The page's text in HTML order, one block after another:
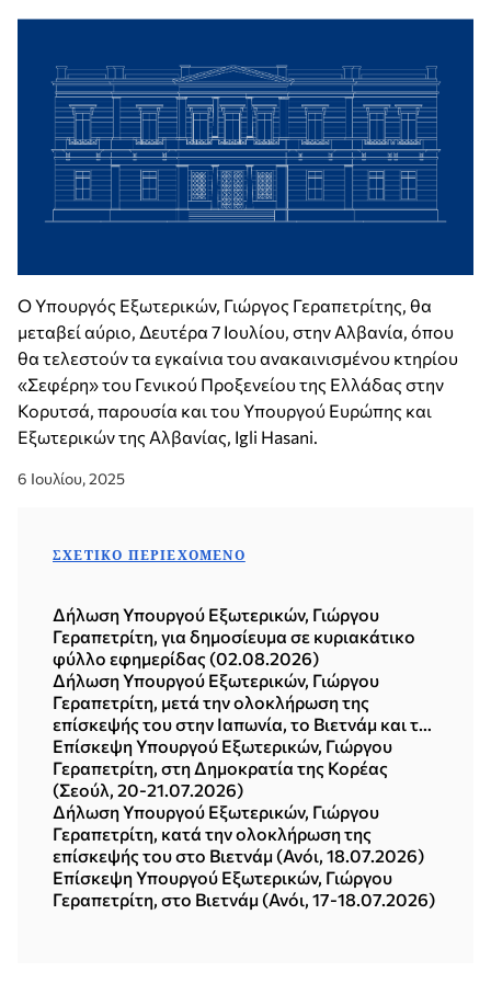
Ο Υπουργός Εξωτερικών, Γιώργος Γεραπετρίτης, θα
μεταβεί αύριο, Δευτέρα 7 Ιουλίου, στην Αλβανία, όπου
θα τελεστούν τα εγκαίνια του ανακαινισμένου κτηρίου
«Σεφέρη» του Γενικού Προξενείου της Ελλάδας στην
Κορυτσά, παρουσία και του Υπουργού Ευρώπης και
Εξωτερικών της Αλβανίας, Igli Hasani.
6 Ιουλίου, 2025
ΣΧΕΤΙΚΌ ΠΕΡΙΕΧΌΜΕΝΟ
Δήλωση Υπουργού Εξωτερικών, Γιώργου
Γεραπετρίτη, για δημοσίευμα σε κυριακάτικο
φύλλο εφημερίδας (02.08.2026)
Δήλωση Υπουργού Εξωτερικών, Γιώργου
Γεραπετρίτη, μετά την ολοκλήρωση της
επίσκεψής του στην Ιαπωνία, το Βιετνάμ και τη
Δημοκρατία της Κορέας (Σεούλ, 21.07.2026)
Επίσκεψη Υπουργού Εξωτερικών, Γιώργου
Γεραπετρίτη, στη Δημοκρατία της Κορέας
(Σεούλ, 20-21.07.2026)
Δήλωση Υπουργού Εξωτερικών, Γιώργου
Γεραπετρίτη, κατά την ολοκλήρωση της
επίσκεψής του στο Βιετνάμ (Ανόι, 18.07.2026)
Επίσκεψη Υπουργού Εξωτερικών, Γιώργου
Γεραπετρίτη, στο Βιετνάμ (Ανόι, 17-18.07.2026)